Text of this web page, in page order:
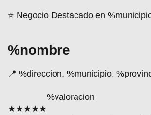
⭐ Negocio Destacado en
%nombre
📍 %direccion, %municipio,
★★★★★
%valoracion